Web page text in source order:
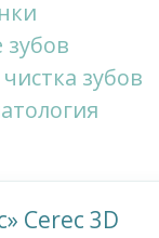
зубов
Cerec 3D